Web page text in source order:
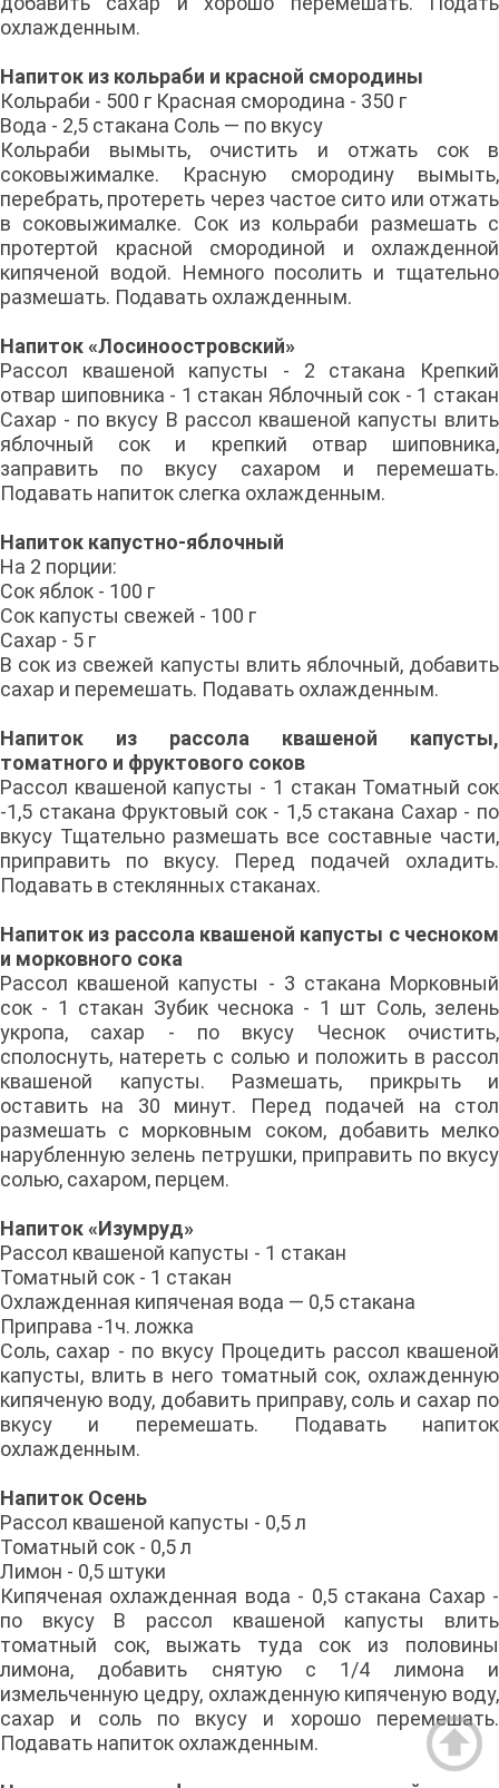
охлажденным.
Напиток из кольраби и красной смородины
Кольраби - 500 г Красная смородина - 350 г
Вода - 2,5 стакана Соль — по вкусу
Кольраби вымыть, очистить и отжать сок в
соковыжималке. Красную смородину вымыть,
перебрать, протереть через частое сито или отжать
в соковыжималке. Сок из кольраби размешать с
протертой красной сморо­диной и охлажденной
кипяченой водой. Немного посолить и тщательно
размешать. Подавать охлажденным.
Напиток «Лосиноостровский»
Рассол квашеной капусты - 2 стакана Крепкий
отвар шиповника - 1 стакан Яблочный сок - 1 стакан
Сахар - по вкусу В рассол квашеной капусты влить
яблочный сок и крепкий отвар шиповника,
заправить по вкусу сахаром и перемешать.
Подавать напиток слегка охлажденным.
Напиток капустно-яблочный
На 2 порции:
Сок яблок - 100 г
Сок капусты свежей - 100 г
Сахар - 5 г
В сок из свежей капусты влить яблочный, добавить
сахар и перемешать. Подавать охлажденным.
Напиток из рассола квашеной капусты,
томатного и фруктового соков
Рассол квашеной капусты - 1 стакан Томатный сок
-1,5 стакана Фруктовый сок - 1,5 стакана Сахар - по
вкусу Тщательно размешать все составные части,
приправить по вкусу. Перед подачей охладить.
Подавать в стеклянных стаканах.
Напиток из рассола квашеной капусты с чесноком
и морковного сока
Рассол квашеной капусты - 3 стакана Морковный
сок - 1 стакан Зубик чеснока - 1 шт Соль, зелень
укропа, сахар - по вкусу Чеснок очистить,
сполоснуть, натереть с солью и положить в рассол
квашеной капусты. Размешать, прикрыть и
оставить на 30 минут. Перед подачей на стол
размешать с морковным соком, добавить мелко
нарубленную зелень петрушки, приправить по вкусу
солью, сахаром, перцем.
Напиток «Изумруд»
Рассол квашеной капусты - 1 стакан
Томатный сок - 1 стакан
Охлажденная кипяченая вода — 0,5 стакана
Приправа -1ч. ложка
Соль, сахар - по вкусу Процедить рассол квашеной
капусты, влить в него томатный сок, охлажденную
кипяченую воду, добавить приправу, соль и сахар по
вкусу и перемешать. Подавать напиток
охлажденным.
Напиток Осень
Рассол квашеной капусты - 0,5 л
Томатный сок - 0,5 л
Лимон - 0,5 штуки
Кипяченая охлажденная вода - 0,5 стакана Сахар -
по вкусу В рассол квашеной капусты влить
томатный сок, выжать туда сок из половины
лимона, добавить снятую с 1/4 лимона и
измельченную цедру, охлажденную кипяченую воду,
сахар и соль по вкусу и хорошо переме­шать.
Подавать напиток охлажденным.